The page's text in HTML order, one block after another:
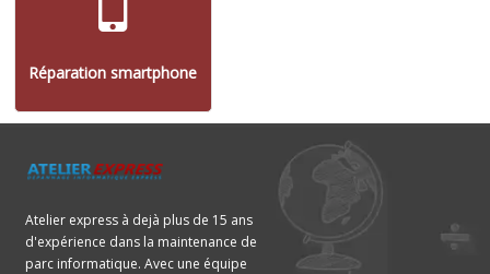
Réparation smartphone
Atelier express à dejà plus de 15 ans
d'expérience dans la maintenance de
parc informatique. Avec une équipe